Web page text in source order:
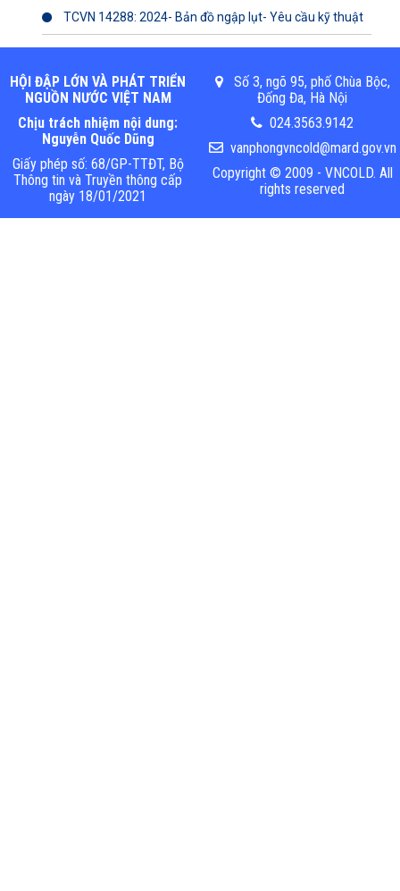
TCVN 14288: 2024- Bản đồ ngập lụt- Yêu cầu kỹ thuật
HỘI ĐẬP LỚN VÀ PHÁT TRIỂN
NGUỒN NƯỚC VIỆT NAM
Chịu trách nhiệm nội dung:
Nguyễn Quốc Dũng
Giấy phép số: 68/GP-TTĐT, Bộ
Thông tin và Truyền thông cấp
ngày 18/01/2021
Số 3, ngõ 95, phố Chùa Bộc,
Đống Đa, Hà Nội
024.3563.9142
vanphongvncold@mard.gov.vn
Copyright © 2009 - VNCOLD. All
rights reserved